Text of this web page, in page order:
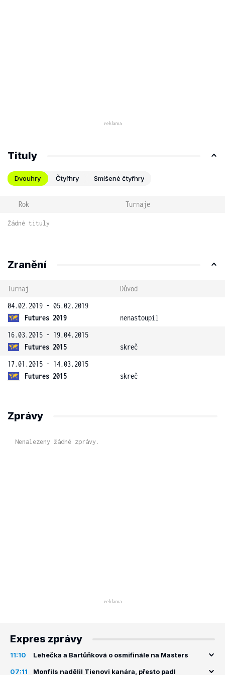
Tituly
Dvouhry Čtyřhry Smíšené čtyřhry
Rok Turnaje
Žádné tituly
Zranění
Turnaj
Důvod
04.02.2019 - 05.02.2019
Futures 2019
nenastoupil
16.03.2015 - 19.04.2015
Futures 2015
skreč
17.01.2015 - 14.03.2015
Futures 2015
skreč
Zprávy
Nenalezeny žádné zprávy.
Expres zprávy
11:10 Lehečka a Bartůňková o osmifinále na Masters
07:11 Monfils nadělil Tienovi kanára, přesto padl